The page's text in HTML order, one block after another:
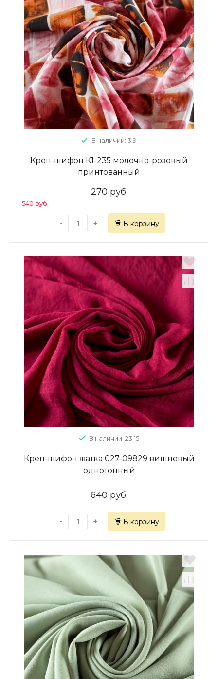
В наличии: 3.9
Креп-шифон К1-235 молочно-розовый
принтованный
270 руб.
540 руб.
- + В корзину
В наличии: 23.15
Креп-шифон жатка 027-09829 вишневый
однотонный
640 руб.
- + В корзину